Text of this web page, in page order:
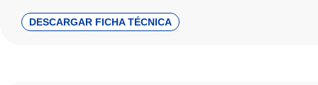
DESCARGAR FICHA TÉCNICA